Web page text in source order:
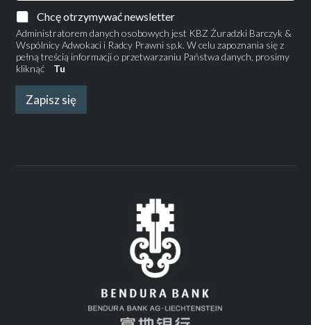
Chcę otrzymywać newsletter
Administratorem danych osobowych jest KBZ Żuradzki Barczyk &
Wspólnicy Adwokaci i Radcy Prawni sp.k. W celu zapoznania się z
pełną treścią informacji o przetwarzaniu Państwa danych, prosimy
kliknąć
Tu
Zapisz się